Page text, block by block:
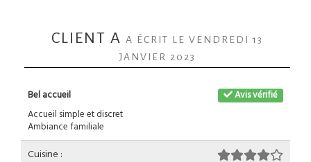
CLIENT A A ÉCRIT LE VENDREDI 13
JANVIER 2023
Avis vérifié
Bel accueil
Accueil simple et discret
Ambiance familiale
Cuisine :